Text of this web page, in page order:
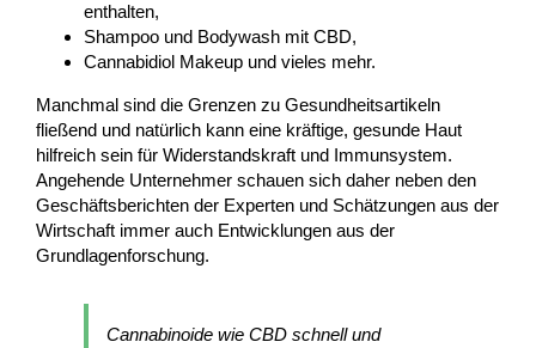
enthalten,
Shampoo und Bodywash mit CBD,
Cannabidiol Makeup und vieles mehr.
Manchmal sind die Grenzen zu Gesundheitsartikeln
fließend und natürlich kann eine kräftige, gesunde Haut
hilfreich sein für Widerstandskraft und Immunsystem.
Angehende Unternehmer schauen sich daher neben den
Geschäftsberichten der Experten und Schätzungen aus der
Wirtschaft immer auch Entwicklungen aus der
Grundlagenforschung.
Cannabinoide wie CBD schnell und